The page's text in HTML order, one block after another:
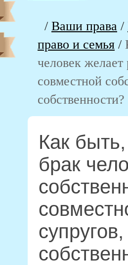
/ Ваши права /
право и семья /
человек желает
совместной
собственности?
Как
брак